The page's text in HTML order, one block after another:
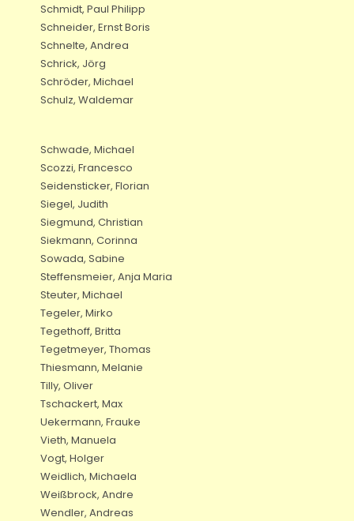
Schmidt, Paul Philipp
Schneider, Ernst Boris
Schnelte, Andrea
Schrick, Jörg
Schröder, Michael
Schulz, Waldemar
Schwade, Michael
Scozzi, Francesco
Seidensticker, Florian
Siegel, Judith
Siegmund, Christian
Siekmann, Corinna
Sowada, Sabine
Steffensmeier, Anja Maria
Steuter, Michael
Tegeler, Mirko
Tegethoff, Britta
Tegetmeyer, Thomas
Thiesmann, Melanie
Tilly, Oliver
Tschackert, Max
Uekermann, Frauke
Vieth, Manuela
Vogt, Holger
Weidlich, Michaela
Weißbrock, Andre
Wendler, Andreas